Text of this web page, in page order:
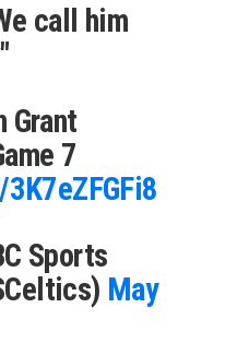
call him
Grant
7
Sports
May